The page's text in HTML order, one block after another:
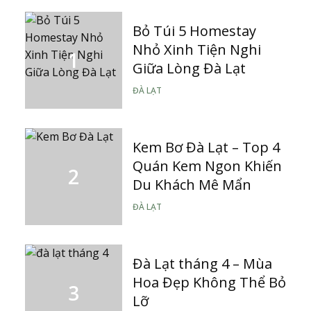
Bỏ Túi 5 Homestay
Nhỏ Xinh Tiện Nghi
Giữa Lòng Đà Lạt
ĐÀ LẠT
Kem Bơ Đà Lạt – Top 4
Quán Kem Ngon Khiến
Du Khách Mê Mẩn
ĐÀ LẠT
Đà Lạt tháng 4 – Mùa
Hoa Đẹp Không Thể Bỏ
Lỡ